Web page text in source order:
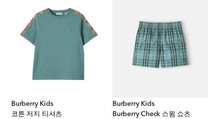
Burberry Kids
코튼 저지 티셔츠
Burberry Kids
Burberry Check 스윔 쇼츠